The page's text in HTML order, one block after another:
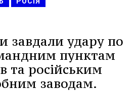
завдали удару по
пунктам
та російським
заводам.